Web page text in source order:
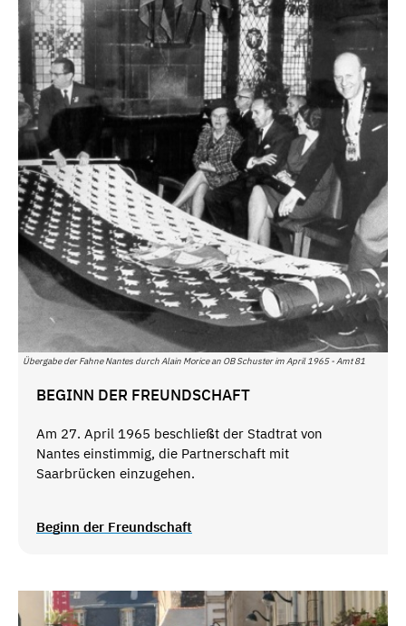
Übergabe der Fahne Nantes durch Alain Morice an OB Schuster im April 1965 - Amt 81
BEGINN DER FREUNDSCHAFT
Am 27. April 1965 beschließt der Stadtrat von
Nantes einstimmig, die Partnerschaft mit
Saarbrücken einzugehen.
Beginn der Freundschaft